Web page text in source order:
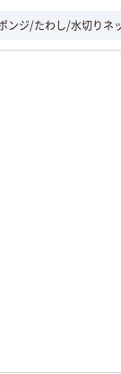
ンジ/たわし/水切りネ